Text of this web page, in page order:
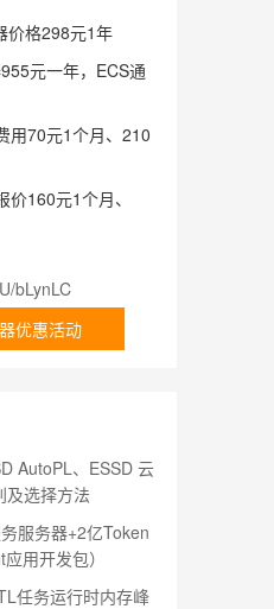
价格298元1年
元一年，ECS通
用70元1个月、210
160元1个月、
bLynLC
优惠活动
AutoPL、ESSD 云
及选择方法
服务器+2亿Token
用开发包）
任务运行时内存峰